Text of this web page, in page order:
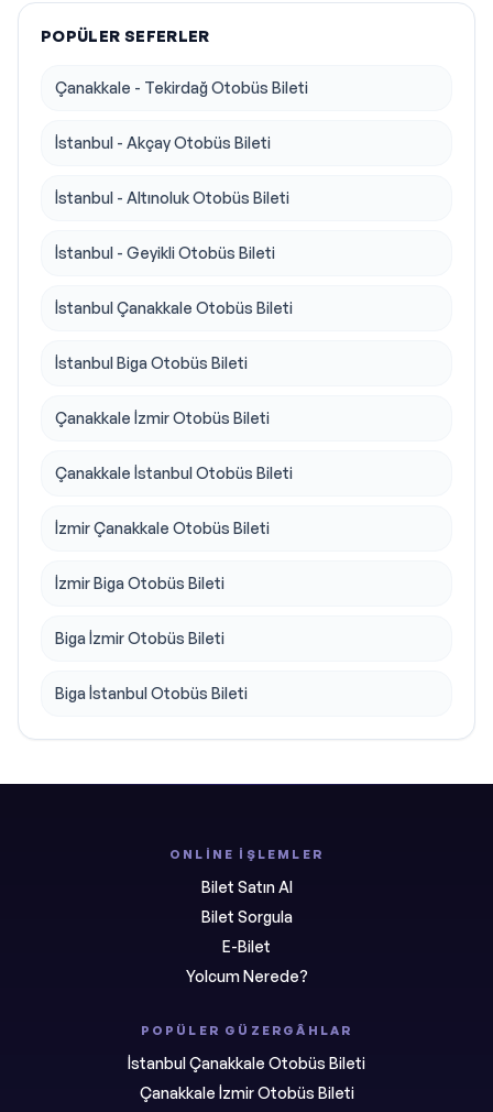
POPÜLER SEFERLER
Çanakkale - Tekirdağ Otobüs Bileti
İstanbul - Akçay Otobüs Bileti
İstanbul - Altınoluk Otobüs Bileti
İstanbul - Geyikli Otobüs Bileti
İstanbul Çanakkale Otobüs Bileti
İstanbul Biga Otobüs Bileti
Çanakkale İzmir Otobüs Bileti
Çanakkale İstanbul Otobüs Bileti
İzmir Çanakkale Otobüs Bileti
İzmir Biga Otobüs Bileti
Biga İzmir Otobüs Bileti
Biga İstanbul Otobüs Bileti
ONLINE İŞLEMLER
Bilet Satın Al
Bilet Sorgula
E-Bilet
Yolcum Nerede?
POPÜLER GÜZERGÂHLAR
İstanbul Çanakkale Otobüs Bileti
Çanakkale İzmir Otobüs Bileti